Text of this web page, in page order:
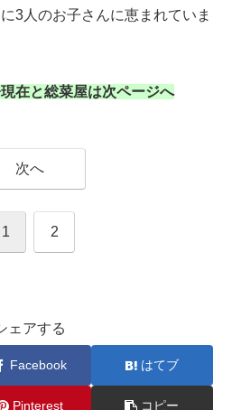
3人のお子さんに恵まれていま
在と総菜屋は次ページへ
次へ
1 2
ェアする
Facebook はてブ
Pinterest コピー